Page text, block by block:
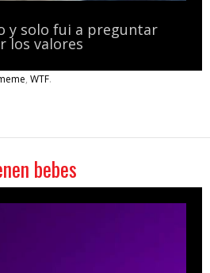
y solo fui a preguntar
los valores
, WTF.
bebes